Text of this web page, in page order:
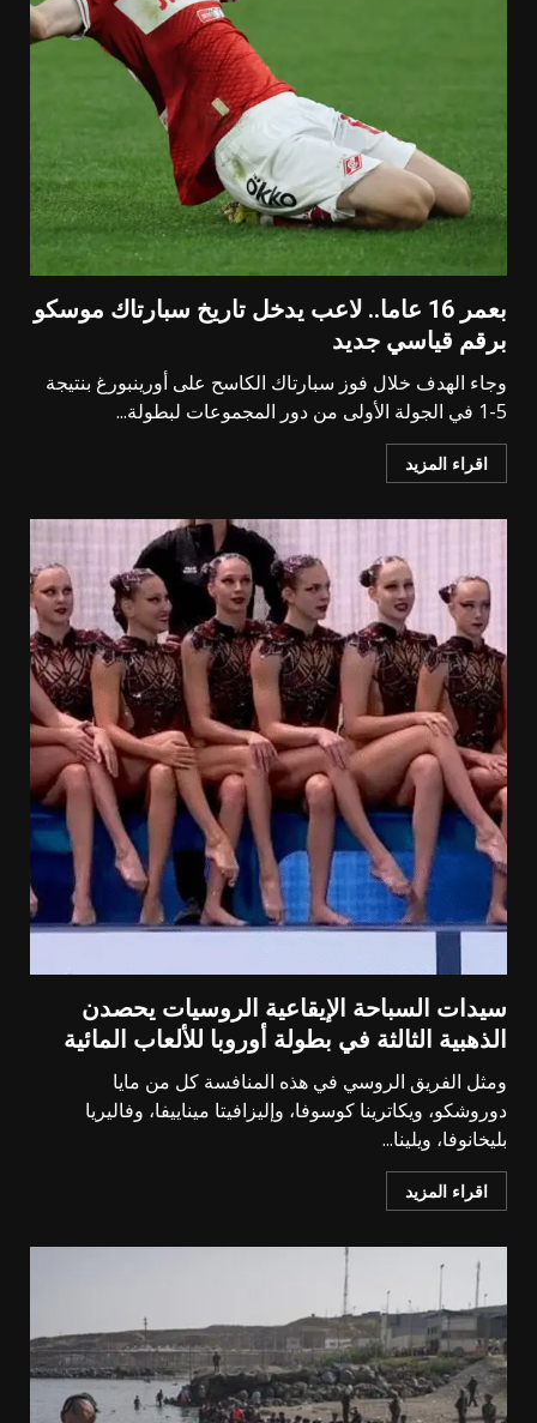
بعمر 16 عاما.. لاعب يدخل تاريخ سبارتاك موسكو
برقم قياسي جديد
وجاء الهدف خلال فوز سبارتاك الكاسح على أورينبورغ بنتيجة
5-1 في الجولة الأولى من دور المجموعات لبطولة...
اقراء المزيد
سيدات السباحة الإيقاعية الروسيات يحصدن
الذهبية الثالثة في بطولة أوروبا للألعاب المائية
ومثل الفريق الروسي في هذه المنافسة كل من مايا
دوروشكو، ويكاترينا كوسوفا، وإليزافيتا ميناييفا، وفاليريا
بليخانوفا، ويلينا...
اقراء المزيد